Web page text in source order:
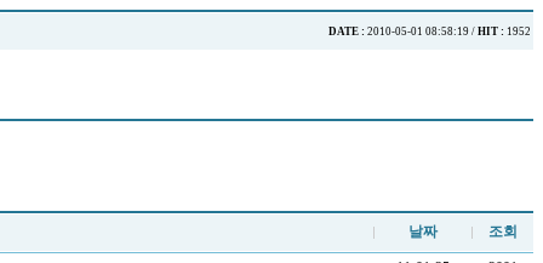
DATE : 2010-05-01 08:58:19 / HIT : 1952
날짜 조회